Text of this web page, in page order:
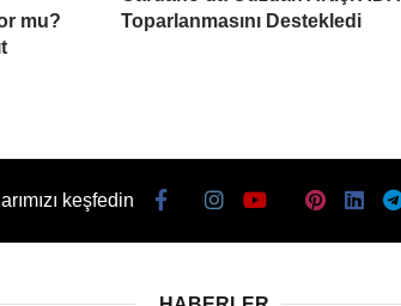
mu?
Toparlanmasını Destekledi
keşfedin